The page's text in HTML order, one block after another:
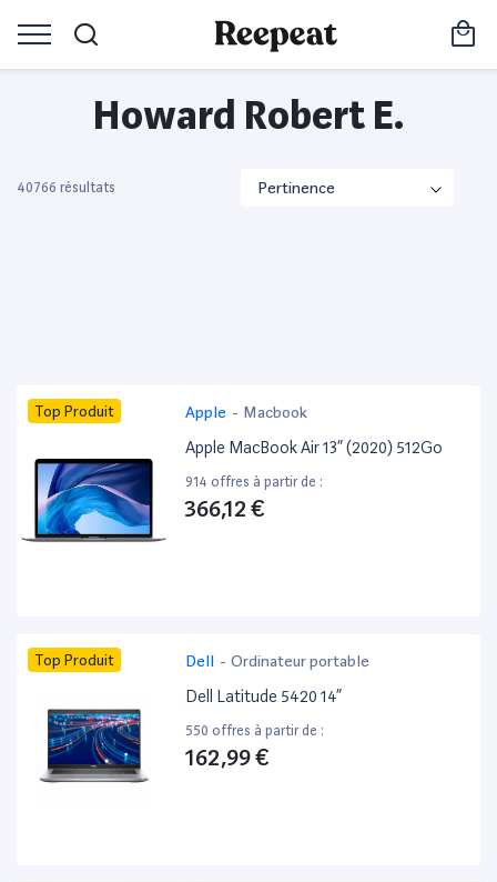
Howard Robert E.
40766 résultats
Top Produit Apple - Macbook
Apple MacBook Air 13” (2020) 512Go
914 offres à partir de :
366,12 €
Top Produit Dell - Ordinateur portable
Dell Latitude 5420 14”
550 offres à partir de :
162,99 €